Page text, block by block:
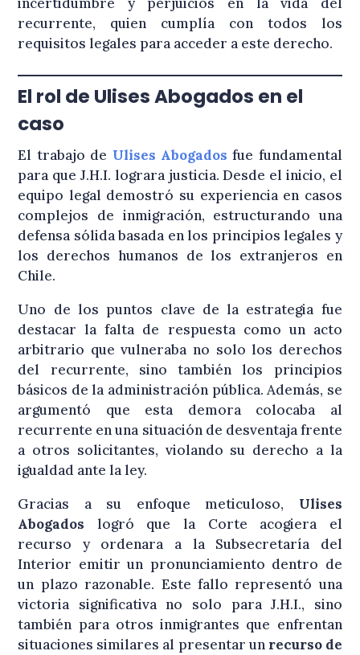
incertidumbre y perjuicios en la vida del
recurrente, quien cumplía con todos los
requisitos legales para acceder a este derecho.
El rol de Ulises Abogados en el
caso
El trabajo de Ulises Abogados fue fundamental
para que J.H.I. lograra justicia. Desde el inicio, el
equipo legal demostró su experiencia en casos
complejos de inmigración, estructurando una
defensa sólida basada en los principios legales y
los derechos humanos de los extranjeros en
Chile.
Uno de los puntos clave de la estrategia fue
destacar la falta de respuesta como un acto
arbitrario que vulneraba no solo los derechos
del recurrente, sino también los principios
básicos de la administración pública. Además, se
argumentó que esta demora colocaba al
recurrente en una situación de desventaja frente
a otros solicitantes, violando su derecho a la
igualdad ante la ley.
Gracias a su enfoque meticuloso, Ulises
Abogados logró que la Corte acogiera el
recurso y ordenara a la Subsecretaría del
Interior emitir un pronunciamiento dentro de
un plazo razonable. Este fallo representó una
victoria significativa no solo para J.H.I., sino
también para otros inmigrantes que enfrentan
situaciones similares al presentar un recurso de